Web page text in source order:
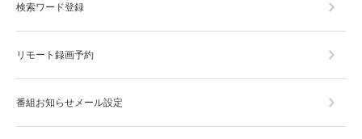
検索ワード登録
リモート録画予約
番組お知らせメール設定